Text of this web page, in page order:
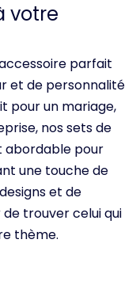
votre
parfait
et de personnalité
pour un mariage,
nos sets de
abordable pour
une touche de
et de
trouver celui qui
thème.